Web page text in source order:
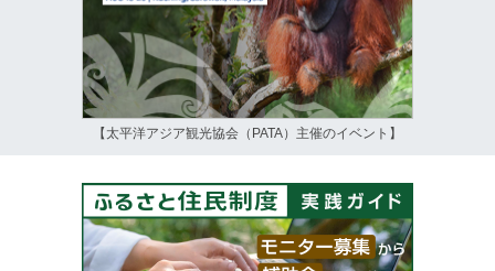
【太平洋アジア観光協会（PATA）主催のイベント】